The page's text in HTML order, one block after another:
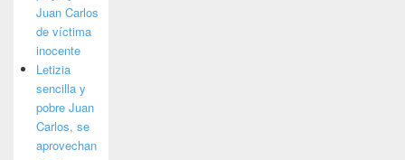
Juan Carlos
de víctima
inocente
Letizia
sencilla y
pobre Juan
Carlos, se
aprovechan